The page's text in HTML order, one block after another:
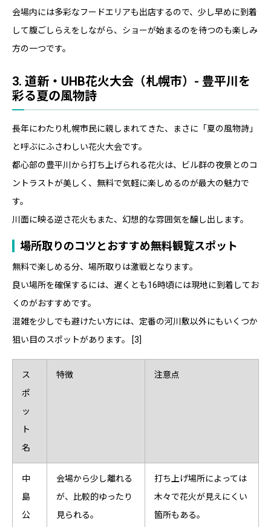
会場内には多彩なフードエリアも出店するので、少し早めに到着
して腹ごしらえをしながら、ショーが始まるのを待つのも楽しみ
方の一つです。
3. 道新・UHB花火大会（札幌市）- 豊平川を
彩る夏の風物詩
長年にわたり札幌市民に親しまれてきた、まさに「夏の風物詩」
と呼ぶにふさわしい花火大会です。
都心部の豊平川から打ち上げられる花火は、ビル群の夜景とのコ
ントラストが美しく、無料で気軽に楽しめるのが最大の魅力で
す。
川面に映る逆さ花火もまた、幻想的な雰囲気を醸し出します。
場所取りのコツとおすすめ無料観覧スポット
無料で楽しめる分、場所取りは激戦となります。
良い場所を確保するには、遅くとも16時頃には現地に到着してお
くのがおすすめです。
混雑を少しでも避けたい方には、定番の河川敷以外にもいくつか
狙い目のスポットがあります。 [3]
ス
ポ
ッ
ト
名
特徴 注意点
中
島
公
会場から少し離れる
が、比較的ゆったり
見られる。
打ち上げ場所によっては
木々で花火が見えにくい
箇所もある。